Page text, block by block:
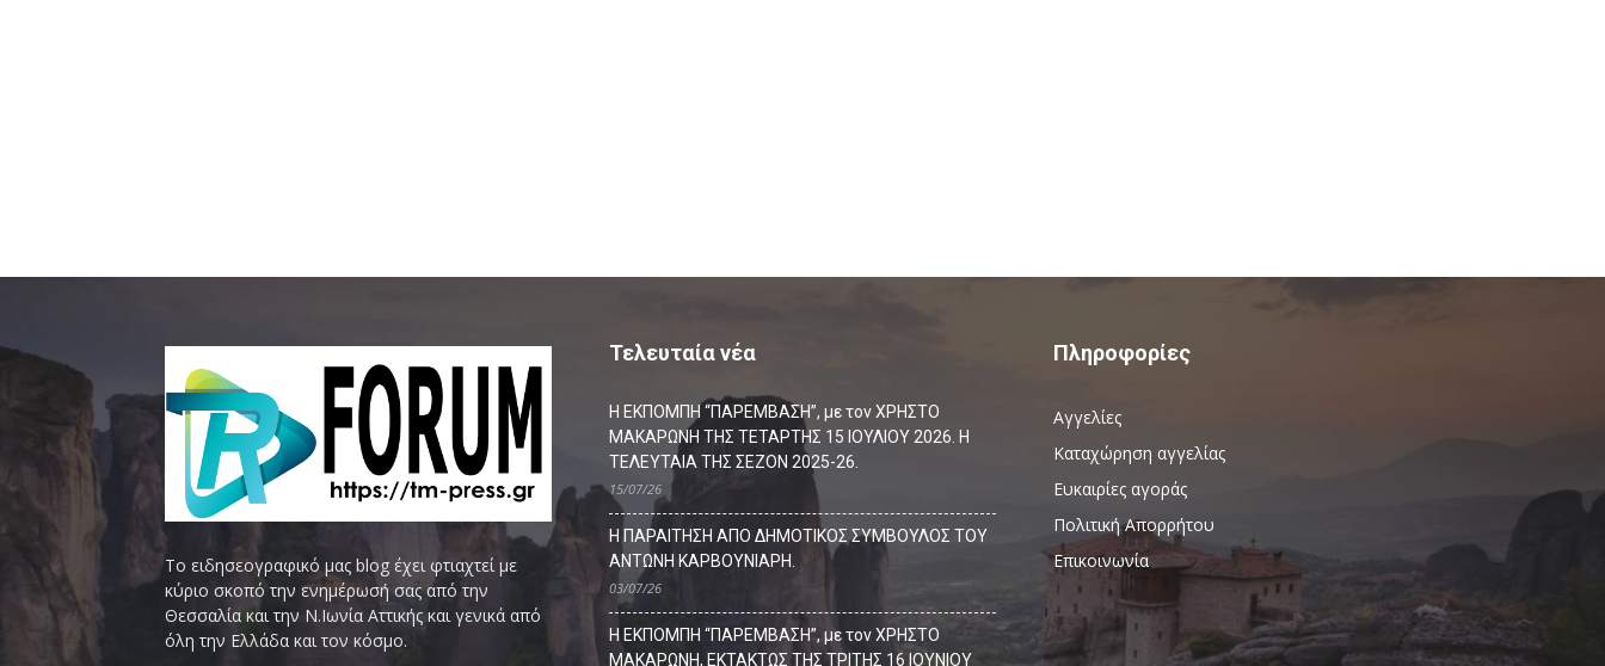
Το ειδησεογραφικό μας blog έχει φτιαχτεί με
κύριο σκοπό την ενημέρωσή σας από την
Θεσσαλία και την Ν.Ιωνία Αττικής και γενικά από
όλη την Ελλάδα και τον κόσμο.
Τελευταία νέα
Η ΕΚΠΟΜΠΗ “ΠΑΡΕΜΒΑΣΗ”, με τον ΧΡΗΣΤΟ
ΜΑΚΑΡΩΝΗ ΤΗΣ ΤΕΤΑΡΤΗΣ 15 ΙΟΥΛΙΟΥ 2026. Η
ΤΕΛΕΥΤΑΙΑ ΤΗΣ ΣΕΖΟΝ 2025-26.
15/07/26
Η ΠΑΡΑΙΤΗΣΗ ΑΠΟ ΔΗΜΟΤΙΚΟΣ ΣΥΜΒΟΥΛΟΣ ΤΟΥ
ΑΝΤΩΝΗ ΚΑΡΒΟΥΝΙΑΡΗ.
03/07/26
Η ΕΚΠΟΜΠΗ “ΠΑΡΕΜΒΑΣΗ”, με τον ΧΡΗΣΤΟ
ΜΑΚΑΡΩΝΗ, ΕΚΤΑΚΤΩΣ ΤΗΣ ΤΡΙΤΗΣ 16 ΙΟΥΝΙΟΥ
Πληροφορίες
Αγγελίες
Καταχώρηση αγγελίας
Ευκαιρίες αγοράς
Πολιτική Απορρήτου
Επικοινωνία